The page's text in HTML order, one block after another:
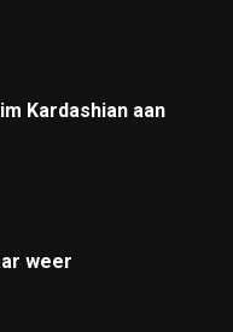
Kardashian aan
weer